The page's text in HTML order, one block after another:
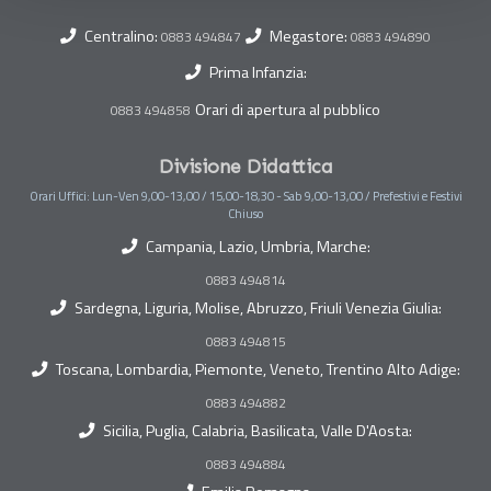
Centralino: 0883 494847 Megastore: 0883 494890
Prima Infanzia:
0883 494858 Orari di apertura al pubblico
Divisione Didattica
Orari Uffici: Lun-Ven 9,00-13,00 / 15,00-18,30 - Sab 9,00-13,00 / Prefestivi e Festivi
Chiuso
Campania, Lazio, Umbria, Marche:
0883 494814
Sardegna, Liguria, Molise, Abruzzo, Friuli Venezia Giulia:
0883 494815
Toscana, Lombardia, Piemonte, Veneto, Trentino Alto Adige:
0883 494882
Sicilia, Puglia, Calabria, Basilicata, Valle D'Aosta:
0883 494884